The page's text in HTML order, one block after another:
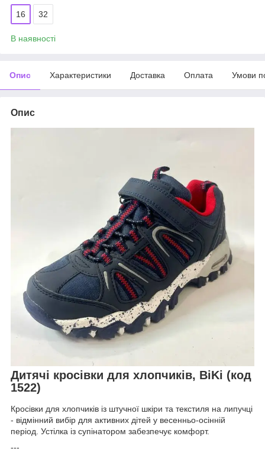
16 32
В наявності
Опис Характеристики Доставка Оплата Умови
Опис
Дитячі кросівки для хлопчиків, BiKi (код
1522)
Кросівки для хлопчиків із штучної шкіри та текстиля на липучці
- відмінний вибір для активних дітей у весенньо-осінній
період. Устілка із супінатором забезпечує комфорт.